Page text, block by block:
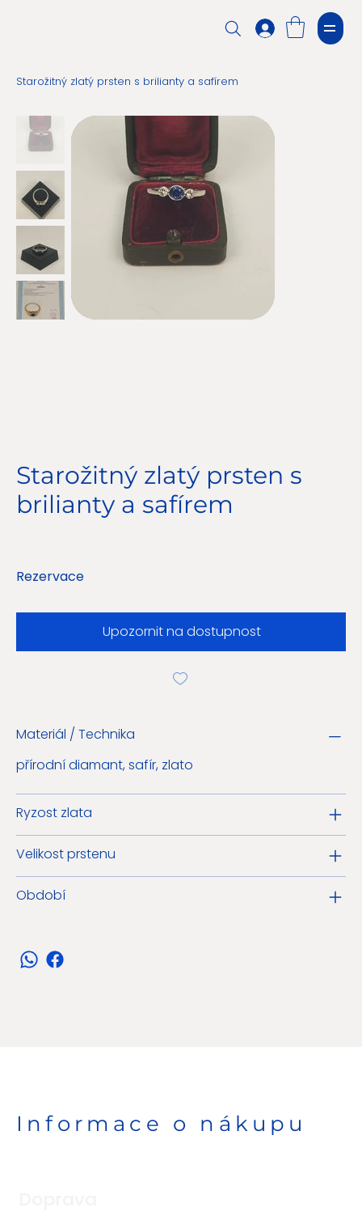
Starožitný zlatý prsten s brilianty a safírem
Starožitný zlatý prsten s
brilianty a safírem
Rezervace
Upozornit na dostupnost
Materiál / Technika
přírodní diamant, safír, zlato
Ryzost zlata
Velikost prstenu
Období
Informace o nákupu